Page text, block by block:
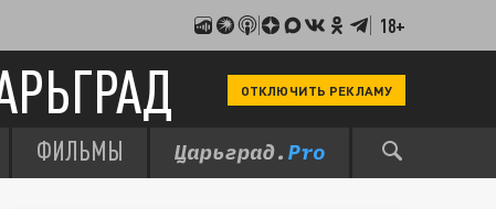
18+
ОТКЛЮЧИТЬ РЕКЛАМУ
ФИЛЬМЫ